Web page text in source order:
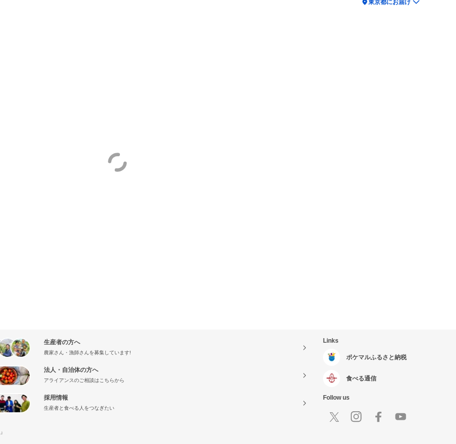
location_on東京都にお届け
生産者の方へ
農家さん・漁師さんを募集しています!
法人・自治体の方へ
アライアンスのご相談はこちらから
採用情報
生産者と食べる人をつなぎたい
Links
ポケマルふるさと納税
食べる通信
Follow us